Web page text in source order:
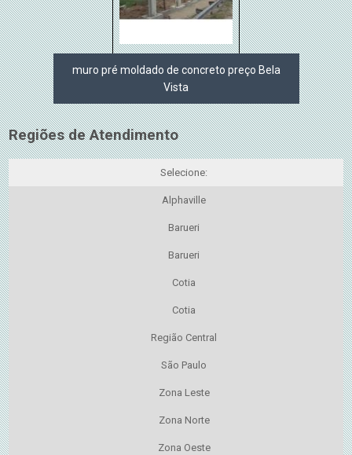
muro pré moldado de concreto preço Bela
Vista
Regiões de Atendimento
Selecione:
Alphaville
Barueri
Barueri
Cotia
Cotia
Região Central
São Paulo
Zona Leste
Zona Norte
Zona Oeste